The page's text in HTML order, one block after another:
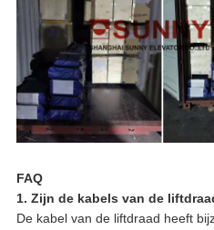
FAQ
1. Zijn de kabels van de
De kabel van de liftdraad heeft